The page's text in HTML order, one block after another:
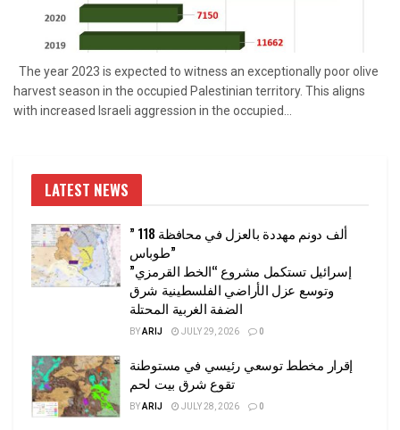
The year 2023 is expected to witness an exceptionally poor olive
harvest season in the occupied Palestinian territory. This aligns
with increased Israeli aggression in the occupied...
LATEST NEWS
” 118 ألف دونم مهددة بالعزل في محافظة
طوباس”
إسرائيل تستكمل مشروع “الخط القرمزي”
وتوسع عزل الأراضي الفلسطينية شرق
الضفة الغربية المحتلة
BYARIJ JULY 29, 2026 0
إقرار مخطط توسعي رئيسي في مستوطنة
تقوع شرق بيت لحم
BYARIJ JULY 28, 2026 0